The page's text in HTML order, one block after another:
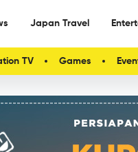
Japan Travel
TV Games